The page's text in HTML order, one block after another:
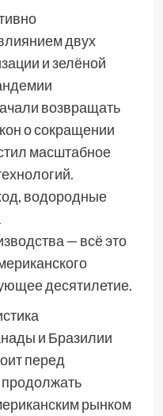
двух
и зелёной
возвращать
о сокращении
масштабное
водородные
— всё это
десятилетие.
и Бразилии
перед
рынком